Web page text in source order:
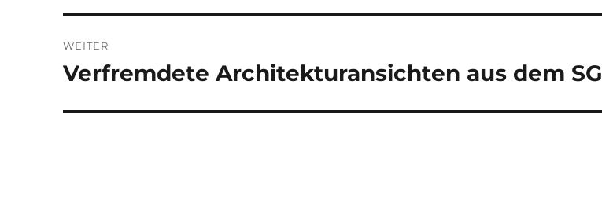
WEITER
Nächster
Verfremdete Architekturansichten aus dem SG